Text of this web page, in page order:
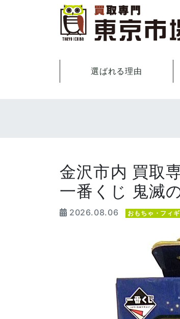
選ばれる理由
金沢市内 買取
一番くじ 鬼滅
2026.08.06 おもちゃ・フィ